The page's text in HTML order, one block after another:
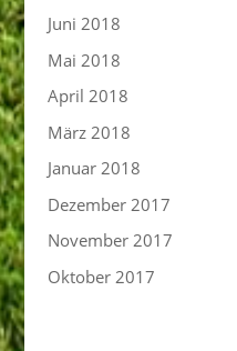
Juni 2018
Mai 2018
April 2018
März 2018
Januar 2018
Dezember 2017
November 2017
Oktober 2017